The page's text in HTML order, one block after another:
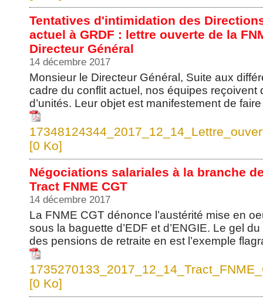
Tentatives d'intimidation des
actuel à GRDF : lettre ouverte de la
Directeur Général
14 décembre 2017
Monsieur le Directeur Général, Suite aux
cadre du conflit actuel, nos équipes reçoivent
d’unités. Leur objet est manifestement de
[0 Ko]
Négociations salariales à la branche
Tract FNME CGT
14 décembre 2017
La FNME CGT dénonce l’austérité mise en
sous la baguette d’EDF et d’ENGIE. Le gel
des pensions de retraite en est l’exemple
[0 Ko]